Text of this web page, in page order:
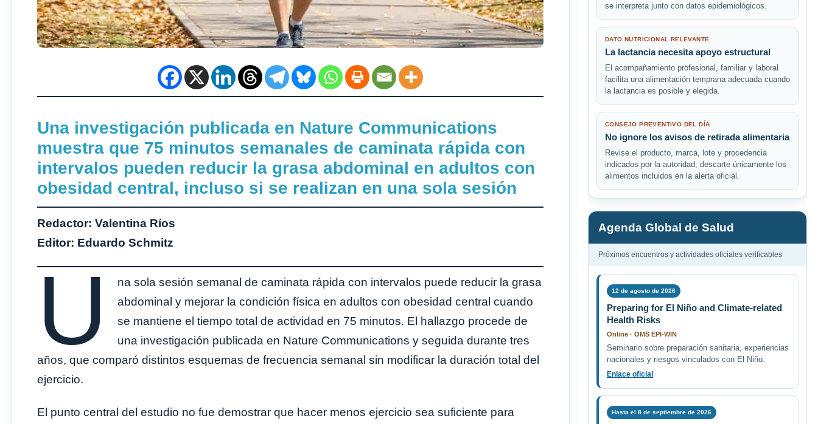
Una investigación publicada en Nature Communications
muestra que 75 minutos semanales de caminata rápida con
intervalos pueden reducir la grasa abdominal en adultos con
obesidad central, incluso si se realizan en una sola sesión
Redactor: Valentina Ríos
Editor: Eduardo Schmitz
U
na sola sesión semanal de caminata rápida con intervalos puede reducir la grasa
abdominal y mejorar la condición física en adultos con obesidad central cuando
se mantiene el tiempo total de actividad en 75 minutos. El hallazgo procede de
una investigación publicada en Nature Communications y seguida durante tres
años, que comparó distintos esquemas de frecuencia semanal sin modificar la duración total del
ejercicio.
El punto central del estudio no fue demostrar que hacer menos ejercicio sea suficiente para
se interpreta junto con datos epidemiológicos.
DATO NUTRICIONAL RELEVANTE
La lactancia necesita apoyo estructural
El acompañamiento profesional, familiar y laboral
facilita una alimentación temprana adecuada cuando
la lactancia es posible y elegida.
CONSEJO PREVENTIVO DEL DÍA
No ignore los avisos de retirada alimentaria
Revise el producto, marca, lote y procedencia
indicados por la autoridad; descarte únicamente los
alimentos incluidos en la alerta oficial.
Agenda Global de Salud
Próximos encuentros y actividades oficiales verificables
12 de agosto de 2026
Preparing for El Niño and Climate-related
Health Risks
Online · OMS EPI-WIN
Seminario sobre preparación sanitaria, experiencias
nacionales y riesgos vinculados con El Niño.
Enlace oficial
Hasta el 8 de septiembre de 2026